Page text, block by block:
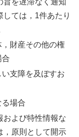
ては，1件あたり
財産その他の権
合
支障を及ぼすお
場合
および特性情報な
，原則として開示